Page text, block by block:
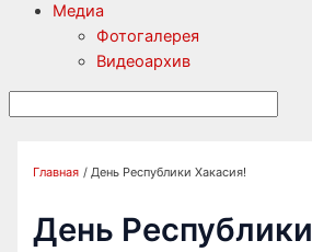
Медиа
Фотогалерея
Видеоархив
Главная День Республики Хакасия!
День Республики